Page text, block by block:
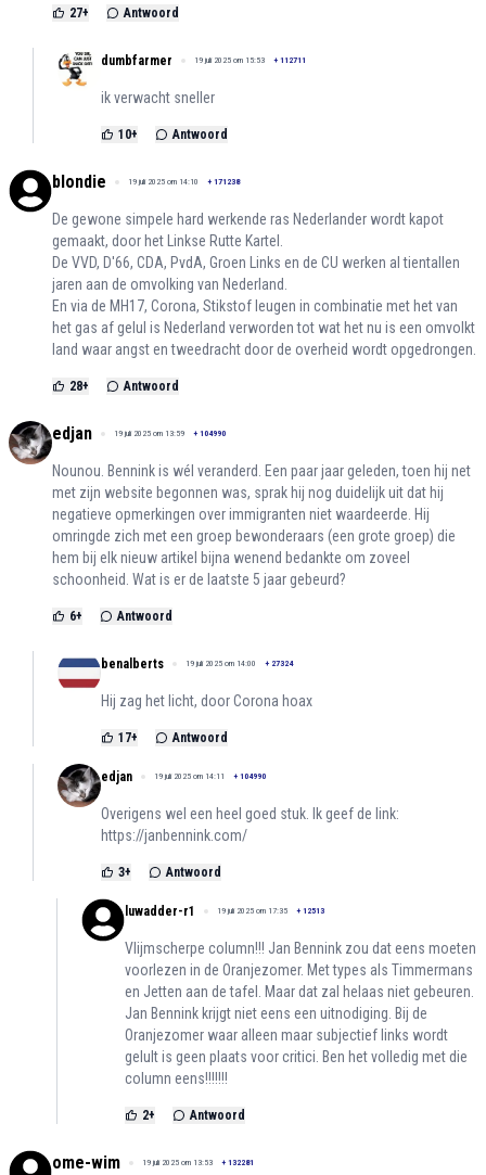
27+ Antwoord
dumbfarmer 19 juli 2025 om 15:53 + 112711
ik verwacht sneller
10+ Antwoord
blondie 19 juli 2025 om 14:10 + 171238
De gewone simpele hard werkende ras Nederlander wordt kapot
gemaakt, door het Linkse Rutte Kartel.
De VVD, D'66, CDA, PvdA, Groen Links en de CU werken al tientallen
jaren aan de omvolking van Nederland.
En via de MH17, Corona, Stikstof leugen in combinatie met het van
het gas af gelul is Nederland verworden tot wat het nu is een omvolkt
land waar angst en tweedracht door de overheid wordt opgedrongen.
28+ Antwoord
edjan 19 juli 2025 om 13:59 + 104990
Nounou. Bennink is wél veranderd. Een paar jaar geleden, toen hij net
met zijn website begonnen was, sprak hij nog duidelijk uit dat hij
negatieve opmerkingen over immigranten niet waardeerde. Hij
omringde zich met een groep bewonderaars (een grote groep) die
hem bij elk nieuw artikel bijna wenend bedankte om zoveel
schoonheid. Wat is er de laatste 5 jaar gebeurd?
6+ Antwoord
benalberts 19 juli 2025 om 14:00 + 27324
Hij zag het licht, door Corona hoax
17+ Antwoord
edjan 19 juli 2025 om 14:11 + 104990
Overigens wel een heel goed stuk. Ik geef de link:
https://janbennink.com/
3+ Antwoord
luwadder-r1 19 juli 2025 om 17:35 + 12513
Vlijmscherpe column!!! Jan Bennink zou dat eens moeten
voorlezen in de Oranjezomer. Met types als Timmermans
en Jetten aan de tafel. Maar dat zal helaas niet gebeuren.
Jan Bennink krijgt niet eens een uitnodiging. Bij de
Oranjezomer waar alleen maar subjectief links wordt
gelult is geen plaats voor critici. Ben het volledig met die
column eens!!!!!!!
2+ Antwoord
ome-wim 19 juli 2025 om 13:53 + 132281